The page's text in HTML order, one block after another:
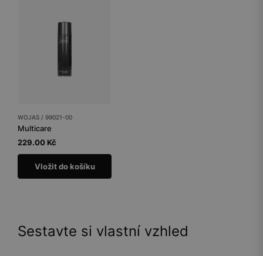
WOJAS / 99021-00
Multicare
229.00 Kč
Vložit do košíku
Sestavte si vlastní vzhled